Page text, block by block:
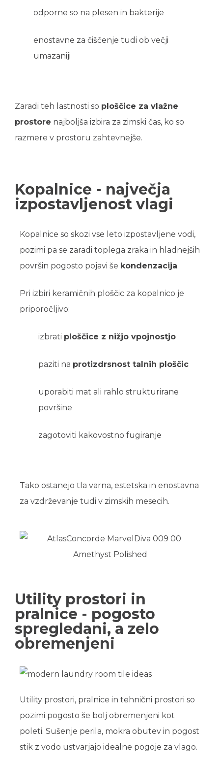
odporne so na plesen in bakterije
enostavne za čiščenje tudi ob večji
umazaniji
Zaradi teh lastnosti so ploščice za vlažne
prostore najboljša izbira za zimski čas, ko so
razmere v prostoru zahtevnejše.
Kopalnice - največja
izpostavljenost vlagi
Kopalnice so skozi vse leto izpostavljene vodi,
pozimi pa se zaradi toplega zraka in hladnejših
površin pogosto pojavi še kondenzacija.
Pri izbiri keramičnih ploščic za kopalnico je
priporočljivo:
izbrati ploščice z nižjo vpojnostjo
paziti na protizdrsnost talnih ploščic
uporabiti mat ali rahlo strukturirane
površine
zagotoviti kakovostno fugiranje
Tako ostanejo tla varna, estetska in enostavna
za vzdrževanje tudi v zimskih mesecih.
Utility prostori in
pralnice - pogosto
spregledani, a zelo
obremenjeni
Utility prostori, pralnice in tehnični prostori so
pozimi pogosto še bolj obremenjeni kot
poleti. Sušenje perila, mokra obutev in pogost
stik z vodo ustvarjajo idealne pogoje za vlago.